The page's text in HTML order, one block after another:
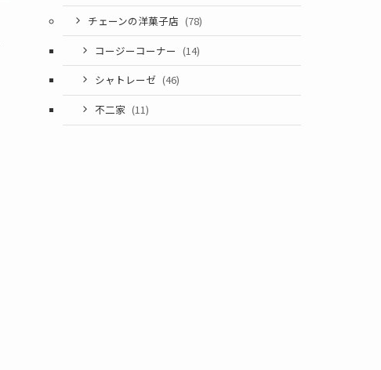
チェーンの洋菓子店 (78)
コージーコーナー (14)
シャトレーゼ (46)
不二家 (11)